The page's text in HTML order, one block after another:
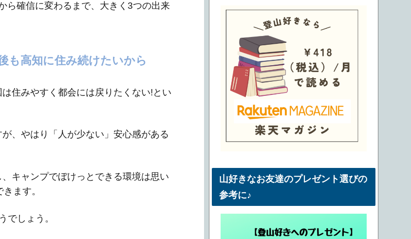
ら確信に変わるまで、大きく3つの出来
も高知に住み続けたいから
住みやすく都会には戻りたくない!とい
、やはり「人が少ない」安心感がある
キャンプでぼけっとできる環境は思い
ます。
でしょう。
山好きなお友達のプレゼント選びの
参考に♪